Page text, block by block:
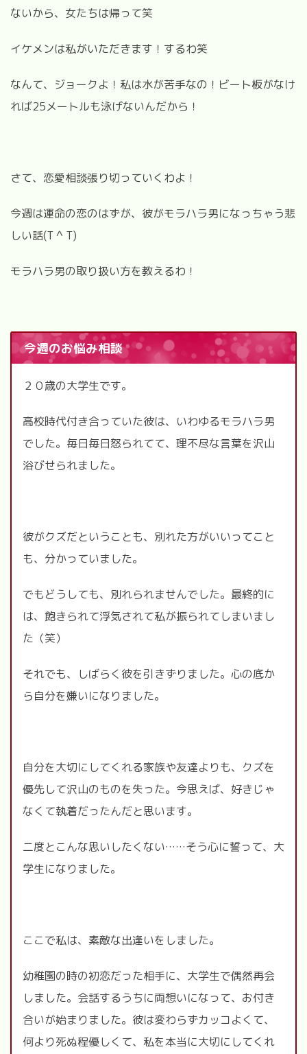
ないから、女たちは帰って笑
イケメンは私がいただきます！するわ笑
なんて、ジョークよ！私は水が苦手なの！ビート板がなけ
れば25メートルも泳げないんだから！
さて、恋愛相談張り切っていくわよ！
今週は運命の恋のはずが、彼がモラハラ男になっちゃう悲
しい話(T ^ T)
モラハラ男の取り扱い方を教えるわ！
今週のお悩み相談
２０歳の大学生です。
高校時代付き合っていた彼は、いわゆるモラハラ男
でした。毎日毎日怒られてて、理不尽な言葉を沢山
浴びせられました。
彼がクズだということも、別れた方がいいってこと
も、分かっていました。
でもどうしても、別れられませんでした。最終的に
は、飽きられて浮気されて私が振られてしまいまし
た（笑）
それでも、しばらく彼を引きずりました。心の底か
ら自分を嫌いになりました。
自分を大切にしてくれる家族や友達よりも、クズを
優先して沢山のものを失った。今思えば、好きじゃ
なくて執着だったんだと思います。
二度とこんな思いしたくない……そう心に誓って、大
学生になりました。
ここで私は、素敵な出逢いをしました。
幼稚園の時の初恋だった相手に、大学生で偶然再会
しました。会話するうちに両想いになって、お付き
合いが始まりました。彼は変わらずカッコよくて、
何より死ぬ程優しくて、私を本当に大切にしてくれ